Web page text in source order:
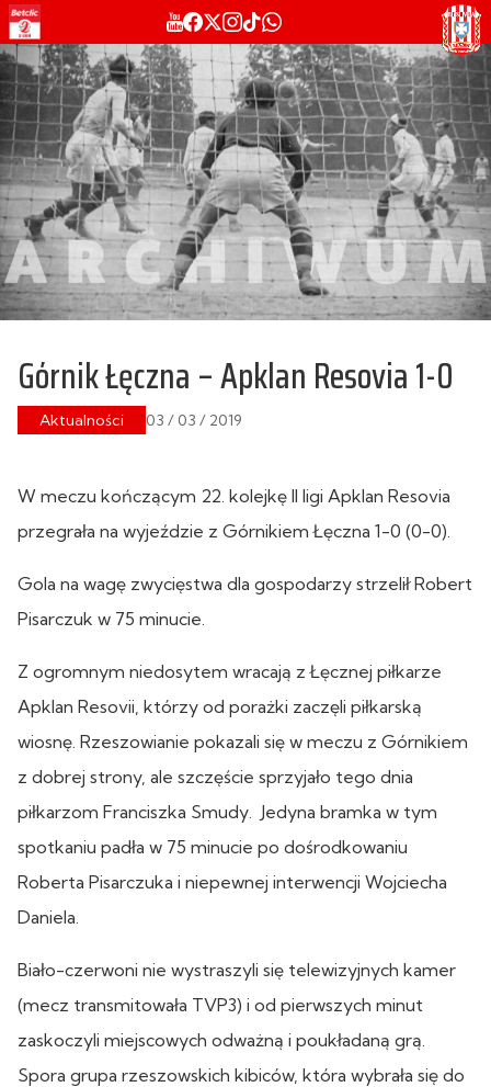
Górnik Łęczna – Apklan Resovia 1-0
Aktualności 03 / 03 / 2019
W meczu kończącym 22. kolejkę II ligi Apklan Resovia
przegrała na wyjeździe z Górnikiem Łęczna 1-0 (0-0).
Gola na wagę zwycięstwa dla gospodarzy strzelił Robert
Pisarczuk w 75 minucie.
Z ogromnym niedosytem wracają z Łęcznej piłkarze
Apklan Resovii, którzy od porażki zaczęli piłkarską
wiosnę. Rzeszowianie pokazali się w meczu z Górnikiem
z dobrej strony, ale szczęście sprzyjało tego dnia
piłkarzom Franciszka Smudy. Jedyna bramka w tym
spotkaniu padła w 75 minucie po dośrodkowaniu
Roberta Pisarczuka i niepewnej interwencji Wojciecha
Daniela.
Biało-czerwoni nie wystraszyli się telewizyjnych kamer
(mecz transmitowała TVP3) i od pierwszych minut
zaskoczyli miejscowych odważną i poukładaną grą.
Spora grupa rzeszowskich kibiców, która wybrała się do